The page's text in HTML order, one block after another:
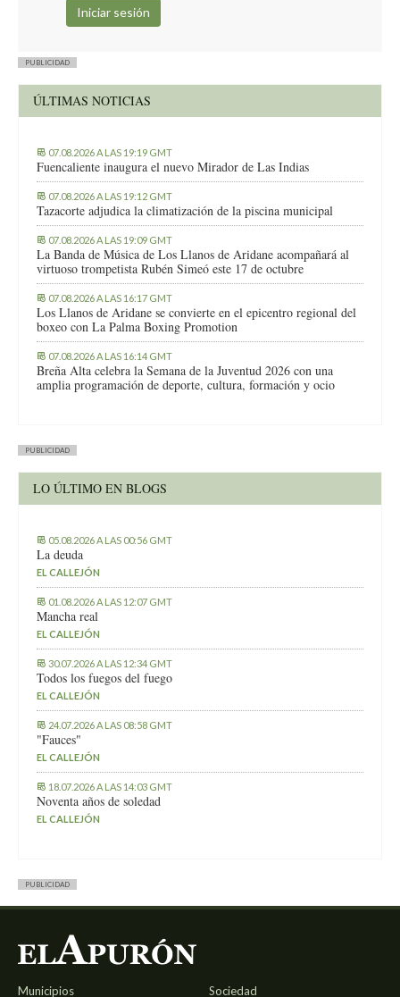
PUBLICIDAD
ÚLTIMAS NOTICIAS
07.08.2026 A LAS 19:19 GMT
Fuencaliente inaugura el nuevo Mirador de Las Indias
07.08.2026 A LAS 19:12 GMT
Tazacorte adjudica la climatización de la piscina municipal
07.08.2026 A LAS 19:09 GMT
La Banda de Música de Los Llanos de Aridane acompañará al
virtuoso trompetista Rubén Simeó este 17 de octubre
07.08.2026 A LAS 16:17 GMT
Los Llanos de Aridane se convierte en el epicentro regional del
boxeo con La Palma Boxing Promotion
07.08.2026 A LAS 16:14 GMT
Breña Alta celebra la Semana de la Juventud 2026 con una
amplia programación de deporte, cultura, formación y ocio
PUBLICIDAD
LO ÚLTIMO EN BLOGS
05.08.2026 A LAS 00:56 GMT
La deuda
EL CALLEJÓN
01.08.2026 A LAS 12:07 GMT
Mancha real
EL CALLEJÓN
30.07.2026 A LAS 12:34 GMT
Todos los fuegos del fuego
EL CALLEJÓN
24.07.2026 A LAS 08:58 GMT
"Fauces"
EL CALLEJÓN
18.07.2026 A LAS 14:03 GMT
Noventa años de soledad
EL CALLEJÓN
PUBLICIDAD
Municipios Sociedad